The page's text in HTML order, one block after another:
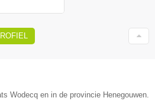
Wodecq en in de provincie Henegouwen.